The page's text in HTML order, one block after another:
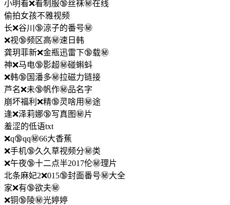
小明看❌看制服🔞丝袜㊙️在线
偷拍女孩不雅视频
长❌谷川🔞涼子的番号㊙️
❌视🔞频区高㊙️速日韩
龚玥菲新❌金瓶迅雷下🔞载㊙️
神❌马电🔞影超㊙️碰蝌蚪
❌韩🔞国潘多㊙️拉磁力链接
芦名❌未🔞帆作㊙️品名字
崩坏福利❌精🔞灵啥用㊙️途
逢❌泽莉娜🔞写真图㊙️片
羞涩的低语txt
❌q🔞qq㊙️66大香蕉
❌手机🔞久久草视频分㊙️类
❌午夜🔞十二点半2017伦㊙️理片
北条麻妃2❌015🔞封面番号㊙️大全
家❌有🔞欲夫㊙️
❌铜🔞陵㊙️光婷婷